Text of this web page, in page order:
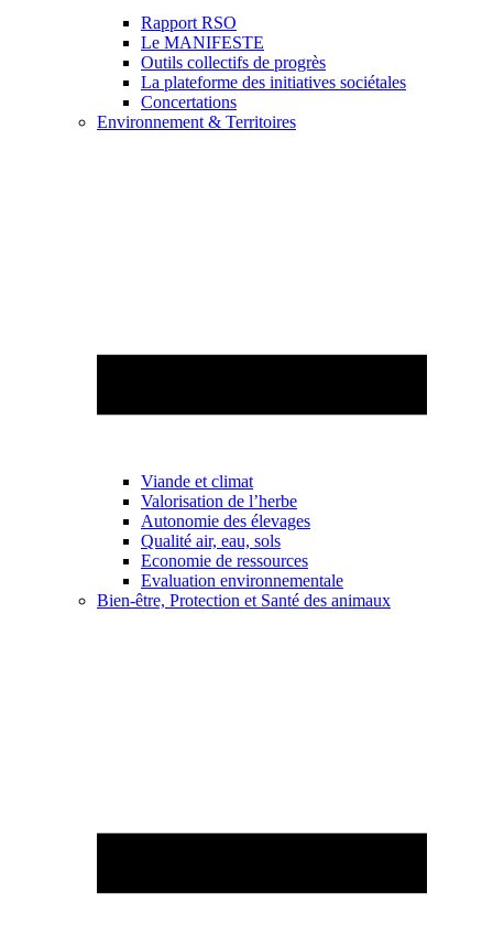
Rapport RSO
Le MANIFESTE
Outils collectifs de progrès
La plateforme des initiatives sociétales
Concertations
Environnement & Territoires
Viande et climat
Valorisation de l’herbe
Autonomie des élevages
Qualité air, eau, sols
Economie de ressources
Evaluation environnementale
Bien-être, Protection et Santé des animaux